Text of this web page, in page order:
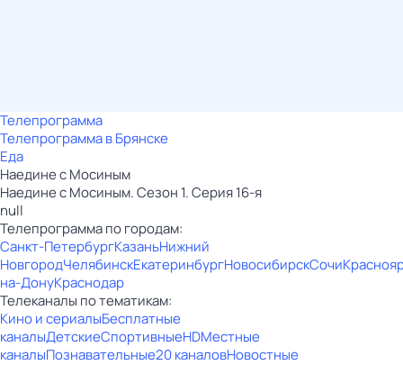
Телепрограмма
Телепрограмма в Брянске
Еда
Наедине с Мосиным
Наедине с Мосиным. Сезон 1. Серия 16-я
null
Телепрограмма по городам:
Санкт-ПетербургКазаньНижний
НовгородЧелябинскЕкатеринбургНовосибирскСочи
на-ДонуКраснодар
Телеканалы по тематикам:
Кино и сериалыБесплатные
каналыДетскиеСпортивныеHDМестные
каналыПознавательные20 каналовНовостные